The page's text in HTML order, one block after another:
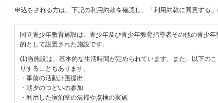
申込をされる方は、下記の利用約款を確認し、「利用約款に同意する
国立青少年教育施設は、青少年及び青少年教育指導者その他の青少
的として設置された施設です。
(1)当施設は、基本的な生活時間が定められています。また、以下の
りすることもあります。
・事前の活動計画提出
・朝夕のつどいの参加
・利用した宿泊室の清掃や点検の実施